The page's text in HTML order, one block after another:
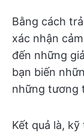
Bằng cách
xác nhận
đến những
bạn biến
những tương
Kết quả là,